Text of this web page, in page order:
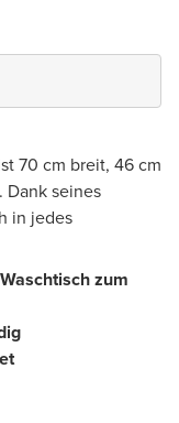
70 cm breit, 46 cm
Dank seines
in jedes
zum